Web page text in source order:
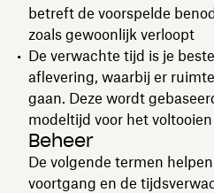
betreft de voorspelde
zoals gewoonlijk verloopt
De verwachte tijd is je
aflevering, waarbij er
gaan. Deze wordt
modeltijd voor het
Beheer
De volgende termen
voortgang en de